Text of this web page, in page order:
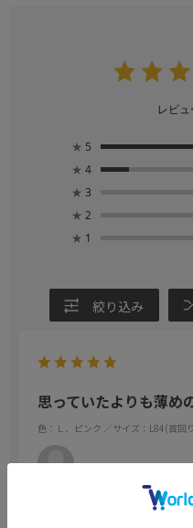
レビュ
★ 5
★ 4
★ 3
★ 2
★ 1
絞り込み
思っていたよりも薄め
色：Ｌ．ピンク ／サイズ：L84(首回
no name
50代 身長: